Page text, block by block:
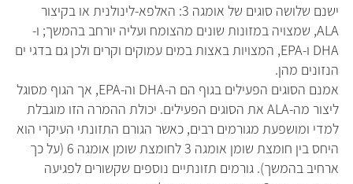
ישנם שלושה סוגים של אומגה 3: האלפא-לינולנית או בקיצור
ALA, שמצויה במזונות שונים מהצומח ועליה יורחב בהמשך; ו-
DHA ו-EPA, המצויות באצות במים עמוקים וקרים ולכן גם בדגי ים
הנזונים מהן.
אמנם הסוגים הפעילים בגוף הם ה-DHA וה-EPA, אך הגוף מסוגל
ליצור מה-ALA את הסוגים הפעילים. יכולת ההמרה הזו מוגבלת
למדי ומושפעת מגורמים רבים, כאשר הגורם התזונתי העיקרי הוא
היחס בין חומצת שומן אומגה 3 לחומצת שומן אומגה 6 (על כך
ארחיב בהמשך). גורמים תזונתיים נוספים שקשורים לפגיעה